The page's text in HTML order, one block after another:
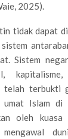
2025).
dapat
Sistem
telah terbukti
umat Islam di
oleh kuasa